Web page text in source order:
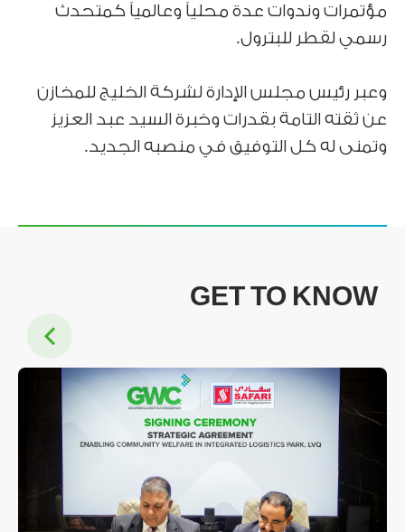
مؤتمرات وندوات عدة محلياً وعالمياً كمتحدث
رسمي لقطر للبترول.
وعبر رئيس مجلس الإدارة لشركة الخليج للمخازن
عن ثقته التامة بقدرات وخبرة السيد عبد العزيز
وتمنى له كل التوفيق في منصبه الجديد.
GET TO KNOW